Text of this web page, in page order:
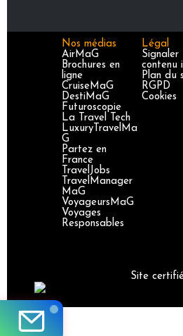
Nos médias
AirMaG
Brochures en
ligne
CruiseMaG
DestiMaG
Futuroscopie
La Travel Tech
LuxuryTravelMa
G
Partez en
France
TravelJobs
TravelManager
MaG
VoyageursMaG
Voyages
Responsables
Légal
Signaler
contenu
Plan du
RGPD
Cookies
Site